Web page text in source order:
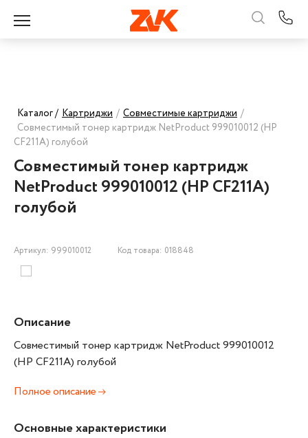
Каталог / Картриджи / Совместимые картриджи /
Совместимый тонер картридж NetProduct 999010012 (HP
CF211A) голубой
Совместимый тонер картридж
NetProduct 999010012 (HP CF211A)
голубой
Артикул: 999010012 Код товара: 018848
Описание
Совместимый тонер картридж NetProduct 999010012
(HP CF211A) голубой
Полное описание
Основные характеристики